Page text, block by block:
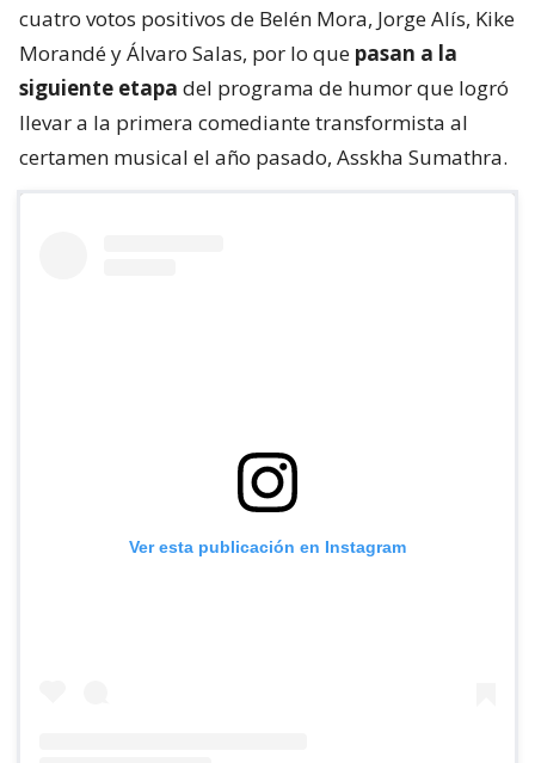
cuatro votos positivos de Belén Mora, Jorge Alís, Kike
Morandé y Álvaro Salas, por lo que pasan a la
siguiente etapa del programa de humor que logró
llevar a la primera comediante transformista al
certamen musical el año pasado, Asskha Sumathra.
Ver esta publicación en Instagram